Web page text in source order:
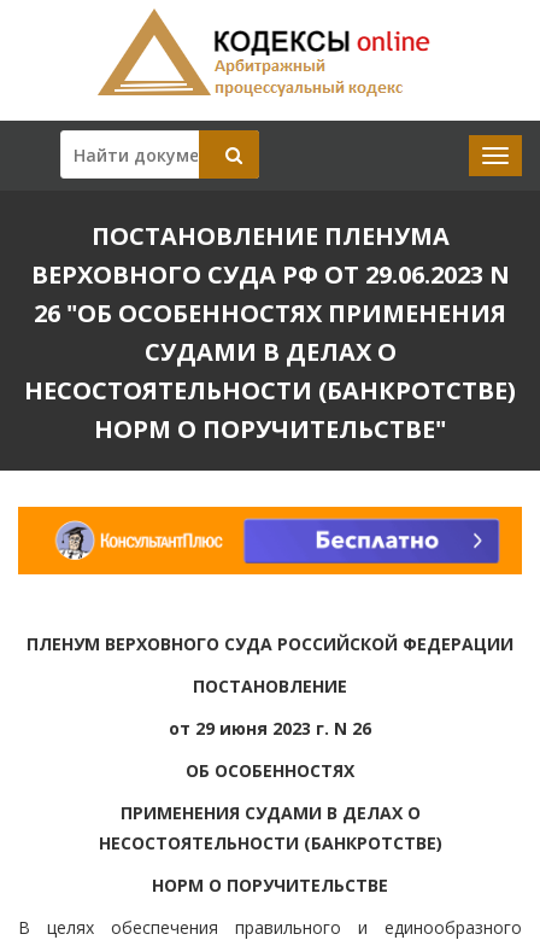
ПОСТАНОВЛЕНИЕ ПЛЕНУМА
ВЕРХОВНОГО СУДА РФ ОТ 29.06.2023 N
26 "ОБ ОСОБЕННОСТЯХ ПРИМЕНЕНИЯ
СУДАМИ В ДЕЛАХ О
НЕСОСТОЯТЕЛЬНОСТИ (БАНКРОТСТВЕ)
НОРМ О ПОРУЧИТЕЛЬСТВЕ"
ПЛЕНУМ ВЕРХОВНОГО СУДА РОССИЙСКОЙ ФЕДЕРАЦИИ
ПОСТАНОВЛЕНИЕ
от 29 июня 2023 г. N 26
ОБ ОСОБЕННОСТЯХ
ПРИМЕНЕНИЯ СУДАМИ В ДЕЛАХ О
НЕСОСТОЯТЕЛЬНОСТИ (БАНКРОТСТВЕ)
НОРМ О ПОРУЧИТЕЛЬСТВЕ
В целях обеспечения правильного и единообразного